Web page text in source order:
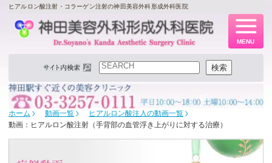
ヒアルロン酸注射・コラーゲン注射の神田美容外科形成外科医院
検索 検索
MENU
ホーム 動画一覧
ヒアルロン酸注入の動画一覧
動画：ヒアルロン酸注射（手背部の血管浮き上がりに対する治療）